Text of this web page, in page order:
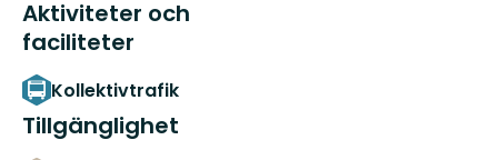
Aktiviteter och
faciliteter
Kollektivtrafik
Tillgänglighet